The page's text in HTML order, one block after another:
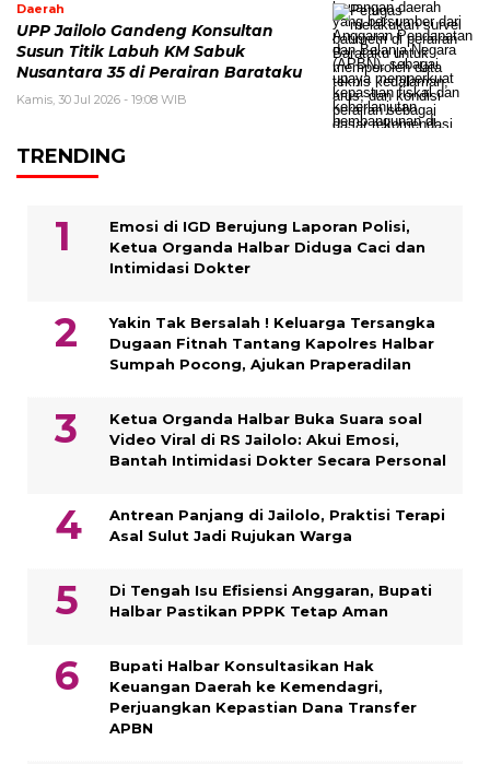
Daerah
UPP Jailolo Gandeng Konsultan
Susun Titik Labuh KM Sabuk
Nusantara 35 di Perairan Barataku
Kamis, 30 Jul 2026 - 19:08 WIB
TRENDING
Emosi di IGD Berujung Laporan Polisi,
Ketua Organda Halbar Diduga Caci dan
Intimidasi Dokter
Yakin Tak Bersalah ! Keluarga Tersangka
Dugaan Fitnah Tantang Kapolres Halbar
Sumpah Pocong, Ajukan Praperadilan
Ketua Organda Halbar Buka Suara soal
Video Viral di RS Jailolo: Akui Emosi,
Bantah Intimidasi Dokter Secara Personal
Antrean Panjang di Jailolo, Praktisi Terapi
Asal Sulut Jadi Rujukan Warga
Di Tengah Isu Efisiensi Anggaran, Bupati
Halbar Pastikan PPPK Tetap Aman
Bupati Halbar Konsultasikan Hak
Keuangan Daerah ke Kemendagri,
Perjuangkan Kepastian Dana Transfer
APBN